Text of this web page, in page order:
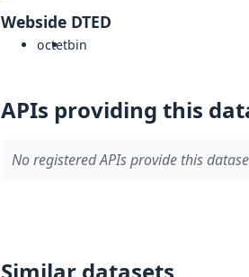
Webside DTED
octetbin
APIs providing this
No registered APIs provide this
Similar datasets